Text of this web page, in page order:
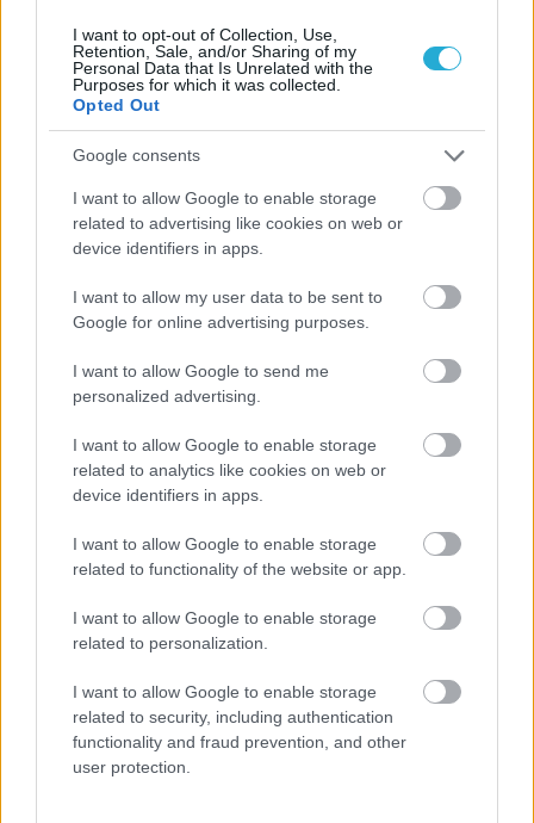
I want to opt-out of Collection, Use,
Retention, Sale, and/or Sharing of my
Personal Data that Is Unrelated with the
Purposes for which it was collected.
Opted Out
Google consents
I want to allow Google to enable storage
related to advertising like cookies on web or
device identifiers in apps.
I want to allow my user data to be sent to
Google for online advertising purposes.
I want to allow Google to send me
personalized advertising.
I want to allow Google to enable storage
related to analytics like cookies on web or
device identifiers in apps.
I want to allow Google to enable storage
related to functionality of the website or app.
I want to allow Google to enable storage
related to personalization.
I want to allow Google to enable storage
related to security, including authentication
functionality and fraud prevention, and other
user protection.
08/03/2026
Αναγνώριση και σεβασμός
οι σημαντικότερες νίκες του